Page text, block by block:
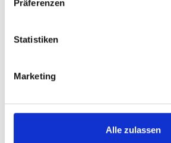
Präferenzen
Statistiken
Marketing
Alle zulassen
Projekt Zahlen und Daten